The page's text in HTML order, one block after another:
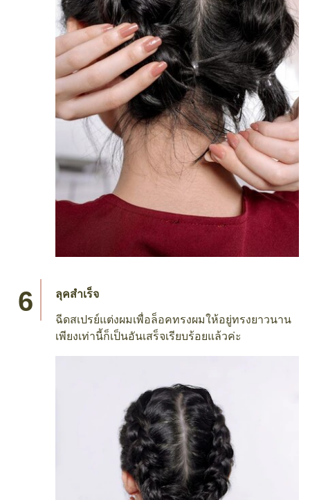
ลุคสำเร็จ
ฉีดสเปรย์แต่งผมเพื่อล็อคทรงผมให้อยู่ทรงยาวนาน
เพียงเท่านี้ก็เป็นอันเสร็จเรียบร้อยแล้วค่ะ